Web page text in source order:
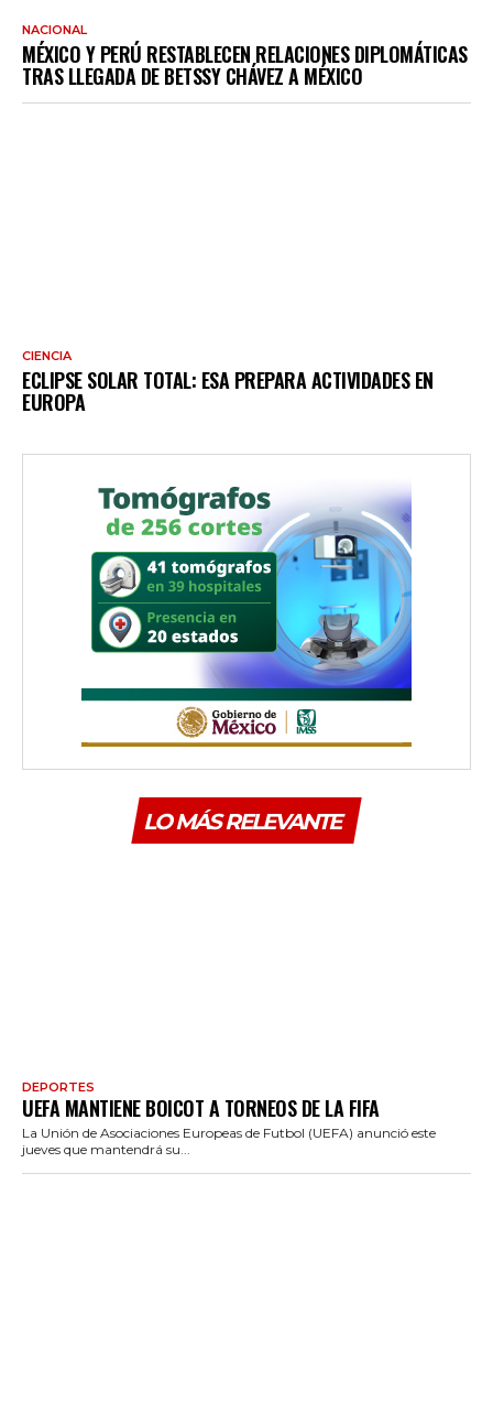
NACIONAL
MÉXICO Y PERÚ RESTABLECEN RELACIONES DIPLOMÁTICAS
TRAS LLEGADA DE BETSSY CHÁVEZ A MÉXICO
CIENCIA
ECLIPSE SOLAR TOTAL: ESA PREPARA ACTIVIDADES EN
EUROPA
LO MÁS RELEVANTE
DEPORTES
UEFA MANTIENE BOICOT A TORNEOS DE LA FIFA
La Unión de Asociaciones Europeas de Futbol (UEFA) anunció este
jueves que mantendrá su...